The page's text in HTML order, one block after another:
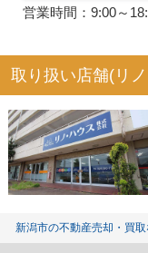
営業時間：9:00～
取り扱い店舗(リ
新潟市の不動産売却・買